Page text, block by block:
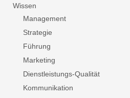
Wissen
Management
Strategie
Führung
Marketing
Dienstleistungs-Qualität
Kommunikation